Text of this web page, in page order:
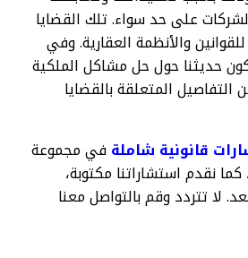
على حد سواء. تلك القضايا
والأنظمة العقارية. وفي
حديثنا حول حل مشاكل الملكية
التفاصيل المتعلقة بالقضايا
قانونية شاملةفي مجموعة
نقدم استشاراتنا مكتوبة،
لا تتردد وقم بالتواصل معنا